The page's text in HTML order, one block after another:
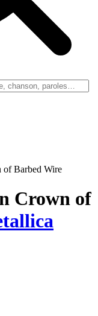
of Barbed Wire
Crown of